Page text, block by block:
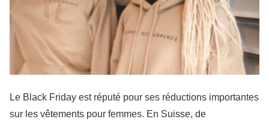
Le Black Friday est réputé pour ses réductions importantes
sur les vêtements pour femmes. En Suisse, de